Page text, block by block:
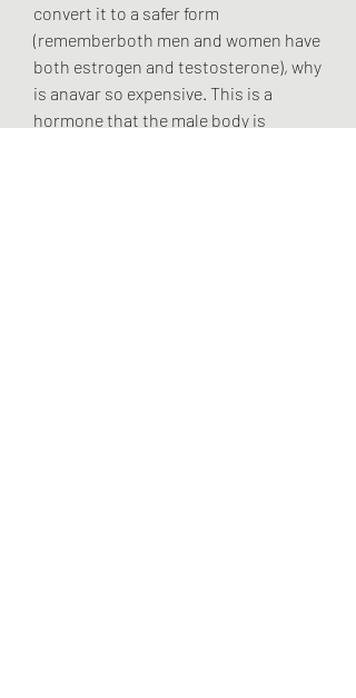
convert it to a safer form
(rememberboth men and women have
both estrogen and testosterone), why
is anavar so expensive. This is a
hormone that the male body is